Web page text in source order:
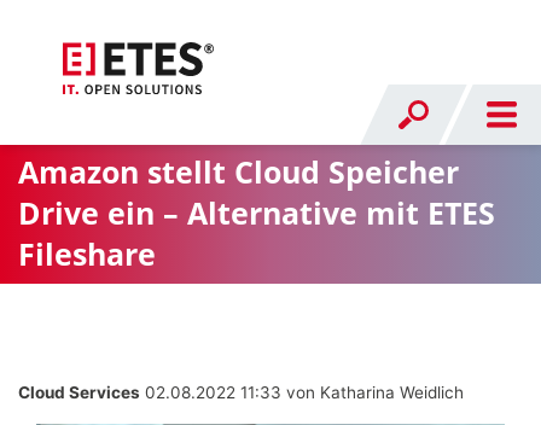
Amazon stellt Cloud Speicher
Drive ein – Alternative mit ETES
Fileshare
Cloud Services 02.08.2022 11:33 von Katharina Weidlich